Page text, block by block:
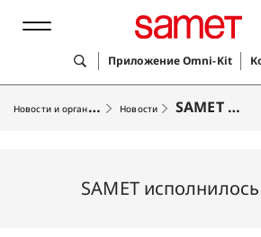
Продукты
Приложение Omni-Kit
Н
овости и организации Новости SAMET исполнилось 49 лет!
SAMET